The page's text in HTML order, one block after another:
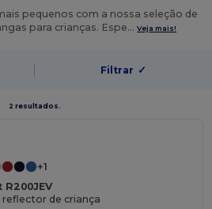
pequenos com a nossa seleção de
para crianças. Espe…Veja mais!
Filtrar ✓
2 resultados.
+1
R200JEV
reflector de criança